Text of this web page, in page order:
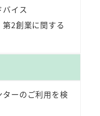
バイス
第2創業に関する
ターのご利用を検